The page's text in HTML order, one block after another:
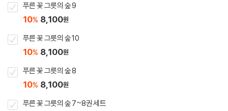
푸른 꽃 그릇의 숲 9
10% 8,100원
푸른 꽃 그릇의 숲 10
10% 8,100원
푸른 꽃 그릇의 숲 8
10% 8,100원
푸른 꽃 그릇의 숲 7~8권 세트